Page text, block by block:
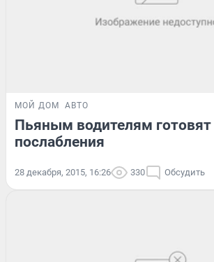
МОЙ ДОМ АВТО
Пьяным водителям готовят
послабления
28 декабря, 2015, 16:26 330 Обсудить